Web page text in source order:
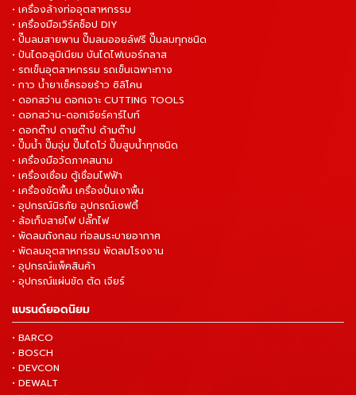
• เครื่องล้างท่ออุตสาหกรรม
• เครื่องมือเวิร์คช็อป DIY
• ปั๊มลมสายพาน ปั๊มลมออยล์ฟรี ปั๊มลมทุกชนิด
• ปันไดอลูมิเนียม บันไดไฟเบอร์กลาส
• รถเข็นอุตสาหกรรม รถเข็นเฉพาะทาง
• กาว น้ำยาเช็ครอยร้าว ซิลิโคน
• ดอกสว่าน ดอกเจาะ CUTTING TOOLS
• ดอกสว่าน-ดอกเจียร์คาร์ไบท์
• ดอกต๊าป ดายต๊าป ด้ามต๊าป
• ปั๊มน้ำ ปั๊มจุ่ม ปั๊มไดโว่ ปั๊มสูบน้ำทุกชนิด
• เครื่องมือวัดภาคสนาม
• เครื่องเชื่อม ตู้เชื่อมไฟฟ้า
• เครื่องขัดพื้น เครื่องปั่นเงาพื้น
• อุปกรณ์นิรภัย อุปกรณ์เซฟตี้
• ล้อเก็บสายไฟ ปลั๊กไฟ
• พัดลมถังกลม ท่อลมระบายอากาศ
• พัดลมอุตสาหกรรม พัดลมโรงงาน
• อุปกรณ์แพ็คสินค้า
• อุปกรณ์แผ่นขัด ตัด เจียร์
แบรนด์ยอดนิยม
• BARCO
• BOSCH
• DEVCON
• DEWALT